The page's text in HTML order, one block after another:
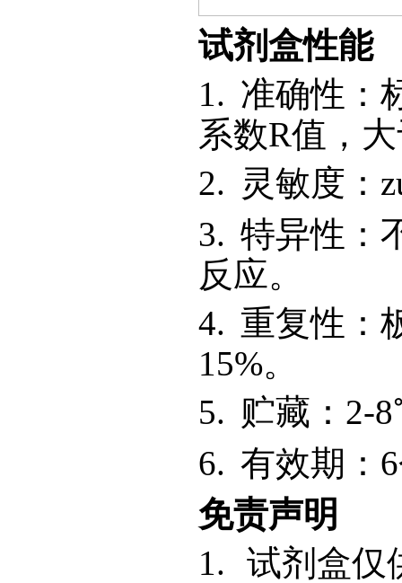
试剂盒性能
1. 准确性：
系数R值，
2. 灵敏度：
3. 特异性：
反应。
4. 重复性：
15%。
5. 贮藏：2-
6. 有效期：
免责声明
1.
试剂盒仅